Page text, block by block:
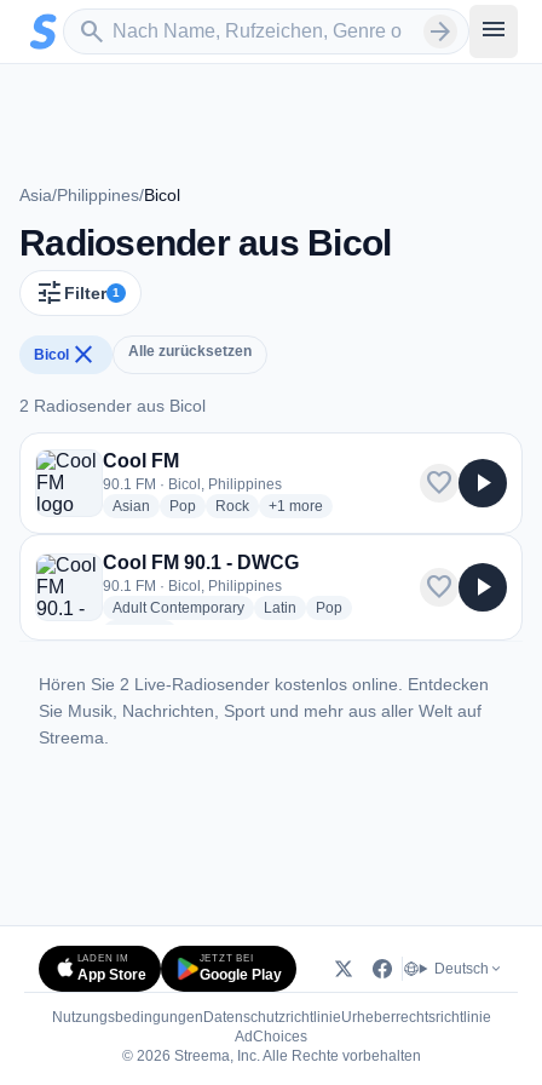
Zum Hauptinhalt springen
search
Sender suchen arrow_forward menu
Asia/Philippines/Bicol
Radiosender aus Bicol
tune Filter 1
Bicol close Alle zurücksetzen
2 Radiosender aus Bicol
2 Radiosender aus Bicol
Cool FM
90.1 FM · Bicol, Philippines
Asian radio stations
Popradio stations
Rockradio stations
+1 more genres for Cool FM
more
favorite play_arrow
Cool FM 90.1 - DWCG
90.1 FM · Bicol, Philippines
Adult Contemporaryradio stations
Latin radio stations
Popradio stations
favorite play_arrow
Hören Sie 2 Live-Radiosender kostenlos online. Entdecken
Sie Musik, Nachrichten, Sport und mehr aus aller Welt auf
Streema.
LADEN IM
App Store
JETZT BEI
Google Play Deutsch
Nutzungsbedingungen DatenschutzrichtlinieUrheberrechtsrichtlinie
AdChoices(öffnet in neuem Tab)
© 2026 Streema, Inc. Alle Rechte vorbehalten